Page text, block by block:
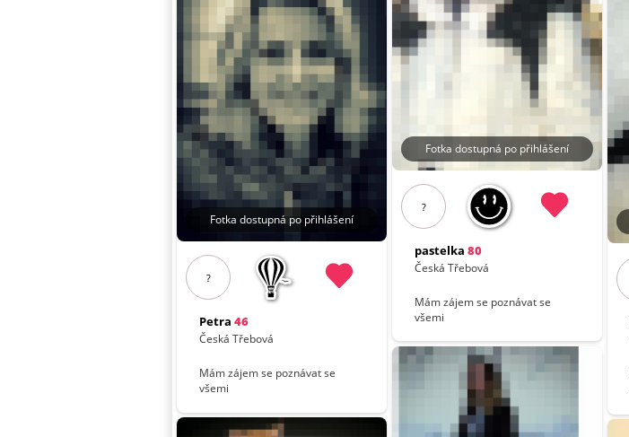
Fotka dostupná po přihlášení
?
Petra 46
Česká Třebová
Mám zájem se poznávat se
všemi
Fotka dostupná po přihlášení
?
pastelka 80
Česká Třebová
Mám zájem se poznávat se
všemi